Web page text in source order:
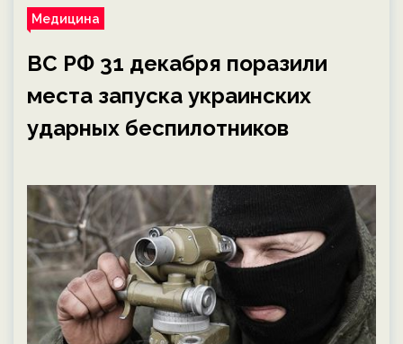
Медицина
ВС РФ 31 декабря поразили
места запуска украинских
ударных беспилотников